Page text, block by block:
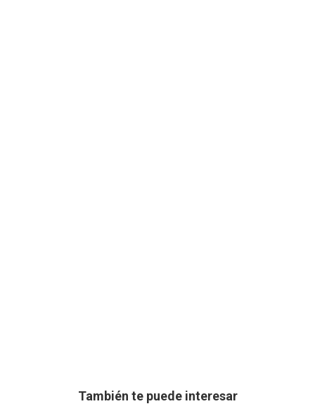
También te puede interesar